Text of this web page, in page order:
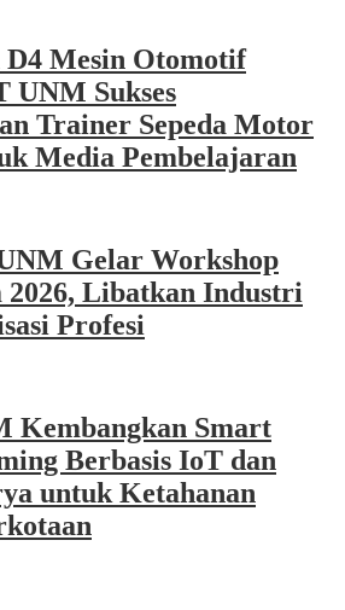
D4 Mesin Otomotif
UNM Sukses
Trainer Sepeda Motor
Media Pembelajaran
Gelar Workshop
Libatkan Industri
Profesi
Kembangkan Smart
Berbasis IoT dan
untuk Ketahanan